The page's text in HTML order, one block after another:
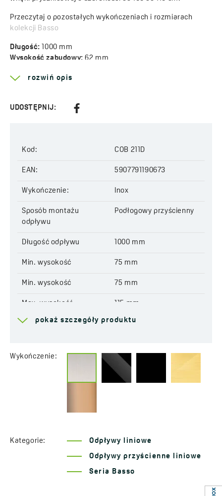
Przeczytaj o pozostałych wykończeniach i rozmiarach
kolekcji Basso
Długość: 1000 mm
Wysokość zabudowy: 62 mm
Przepustowość wody:
Stal nierdzewna 304 + ABS
COB 211D
rozwiń opis
UDOSTĘPNIJ:
Kod: COB 211D
EAN: 5907791190673
Wykończenie: Inox
Sposób montażu
odpływu
Podłogowy przyścienny
Długość odpływu 1000 mm
Min. wysokość 75 mm
Min. wysokość 75 mm
Max. wysokość 115 mm
Max. wysokość 115 mm
62 mm
Rozmiar przyłącza 50 mm
Przepustowość 56 l/min
pokaż szczegóły produktu
Wykończenie:
Kategorie: Odpływy liniowe
Odpływy przyścienne liniowe
Seria Basso